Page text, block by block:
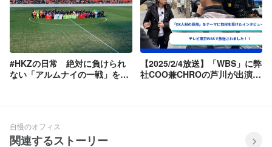
#HKZの日常 絶対に負けられ
ない「アルムナイの一戦」を観
【2025/2/4放送】「WBS」に弊
社COO兼CHROの芦川が出演し
自慢のオフィス
関連するストーリー